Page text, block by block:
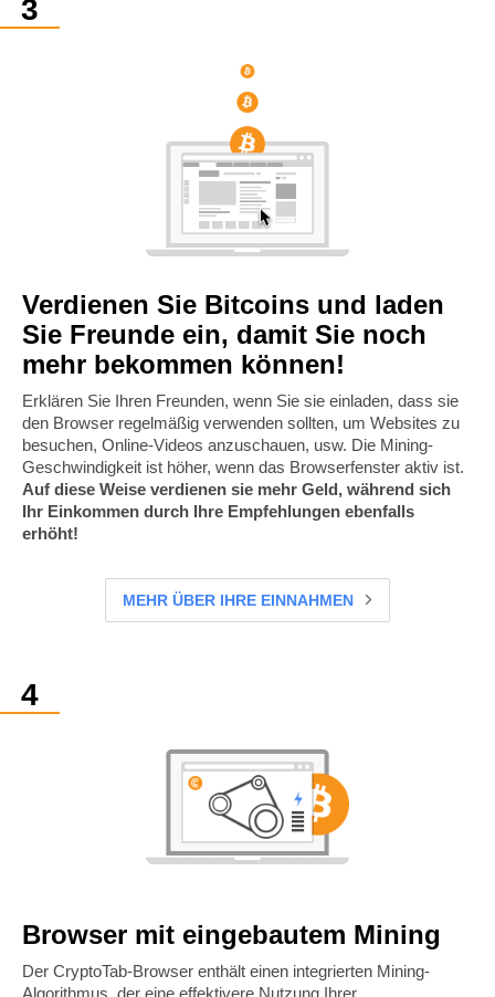
Verdienen Sie Bitcoins und laden
Sie Freunde ein, damit Sie noch
mehr bekommen können!
Erklären Sie Ihren Freunden, wenn Sie sie einladen, dass sie
den Browser regelmäßig verwenden sollten, um Websites zu
besuchen, Online-Videos anzuschauen, usw. Die Mining-
Geschwindigkeit ist höher, wenn das Browserfenster aktiv ist.
Auf diese Weise verdienen sie mehr Geld, während sich
Ihr Einkommen durch Ihre Empfehlungen ebenfalls
erhöht!
MEHR ÜBER IHRE EINNAHMEN
Browser mit eingebautem Mining
Der CryptoTab-Browser enthält einen integrierten Mining-
Algorithmus, der eine effektivere Nutzung Ihrer